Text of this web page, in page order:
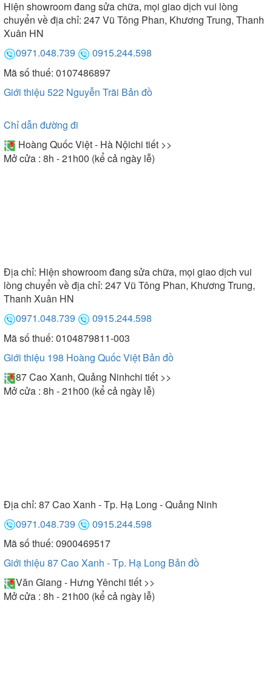
Hiện showroom đang sửa chữa, mọi giao dịch vui lòng
chuyển về địa chỉ: 247 Vũ Tông Phan, Khương Trung, Thanh
Xuân HN
0971.048.739
0915.244.598
Mã số thuế: 0107486897
Giới thiệu 522 Nguyễn Trãi Bản đồ
Chỉ dẫn đường đi
Hoàng Quốc Việt - Hà Nộichi tiết >>
Mở cửa : 8h - 21h00 (kể cả ngày lễ)
Địa chỉ: Hiện showroom đang sửa chữa, mọi giao dịch vui
lòng chuyển về địa chỉ: 247 Vũ Tông Phan, Khương Trung,
Thanh Xuân HN
0971.048.739
0915.244.598
Mã số thuế: 0104879811-003
Giới thiệu 198 Hoàng Quốc Việt Bản đồ
87 Cao Xanh, Quảng Ninhchi tiết >>
Mở cửa : 8h - 21h00 (kể cả ngày lễ)
Địa chỉ: 87 Cao Xanh - Tp. Hạ Long - Quảng Ninh
0971.048.739
0915.244.598
Mã số thuế: 0900469517
Giới thiệu 87 Cao Xanh - Tp. Hạ Long Bản đồ
Văn Giang - Hưng Yênchi tiết >>
Mở cửa : 8h - 21h00 (kể cả ngày lễ)